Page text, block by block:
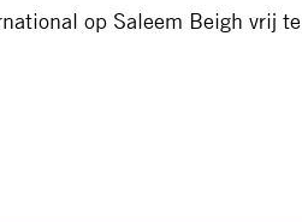
op Saleem Beigh vrij te